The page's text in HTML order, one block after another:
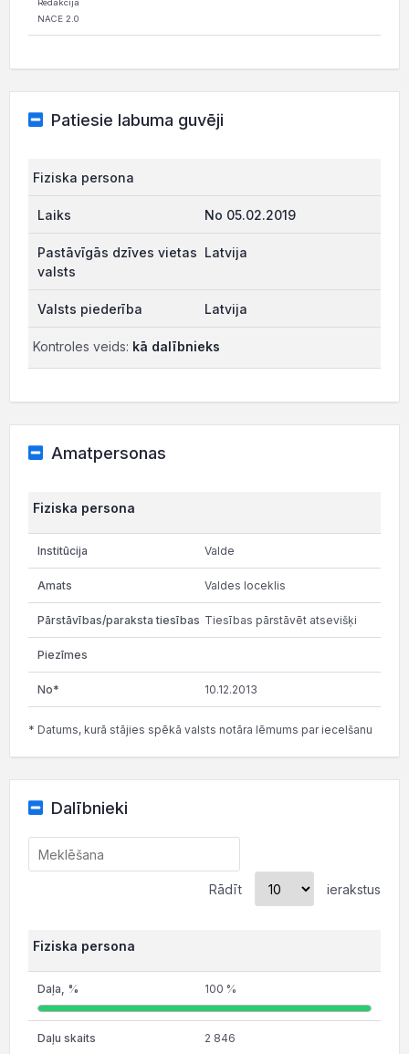
Redakcija
NACE 2.0
Patiesie labuma guvēji
Fiziska persona
No 05.02.2019
Latvija
Latvija
Kontroles veids: kā dalībnieks
Amatpersonas
Fiziska persona
Valde
Valdes loceklis
Tiesības pārstāvēt atsevišķi
10.12.2013
* Datums, kurā stājies spēkā valsts notāra lēmums par iecelšanu
Dalībnieki
Rādīt ierakstus
Fiziska persona
100 %
2 846